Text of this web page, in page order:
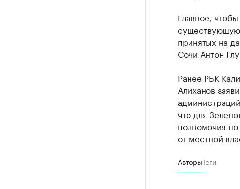
Главное,
существующую
принятых на
Сочи Антон
Ранее РБК
Алиханов
что для
полномочия
от местной
АвторыТеги